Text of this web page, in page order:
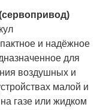
и надёжное
для
воздушных и
малой и
газе или жидком